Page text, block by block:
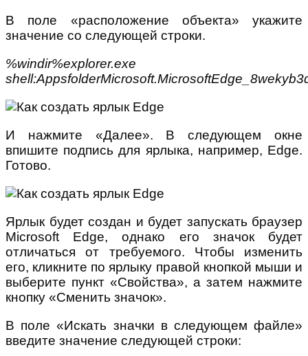
В поле «расположение объекта» укажите
значение со следующей строки.
%windir%explorer.exe
И нажмите «Далее». В следующем окне
впишите подпись для ярлыка, например, Edge.
Готово.
Ярлык будет создан и будет запускать браузер
Microsoft Edge, однако его значок будет
отличаться от требуемого. Чтобы изменить
его, кликните по ярлыку правой кнопкой мыши и
выберите пункт «Свойства», а затем нажмите
кнопку «Сменить значок».
В поле «Искать значки в следующем файле»
введите значение следующей строки: